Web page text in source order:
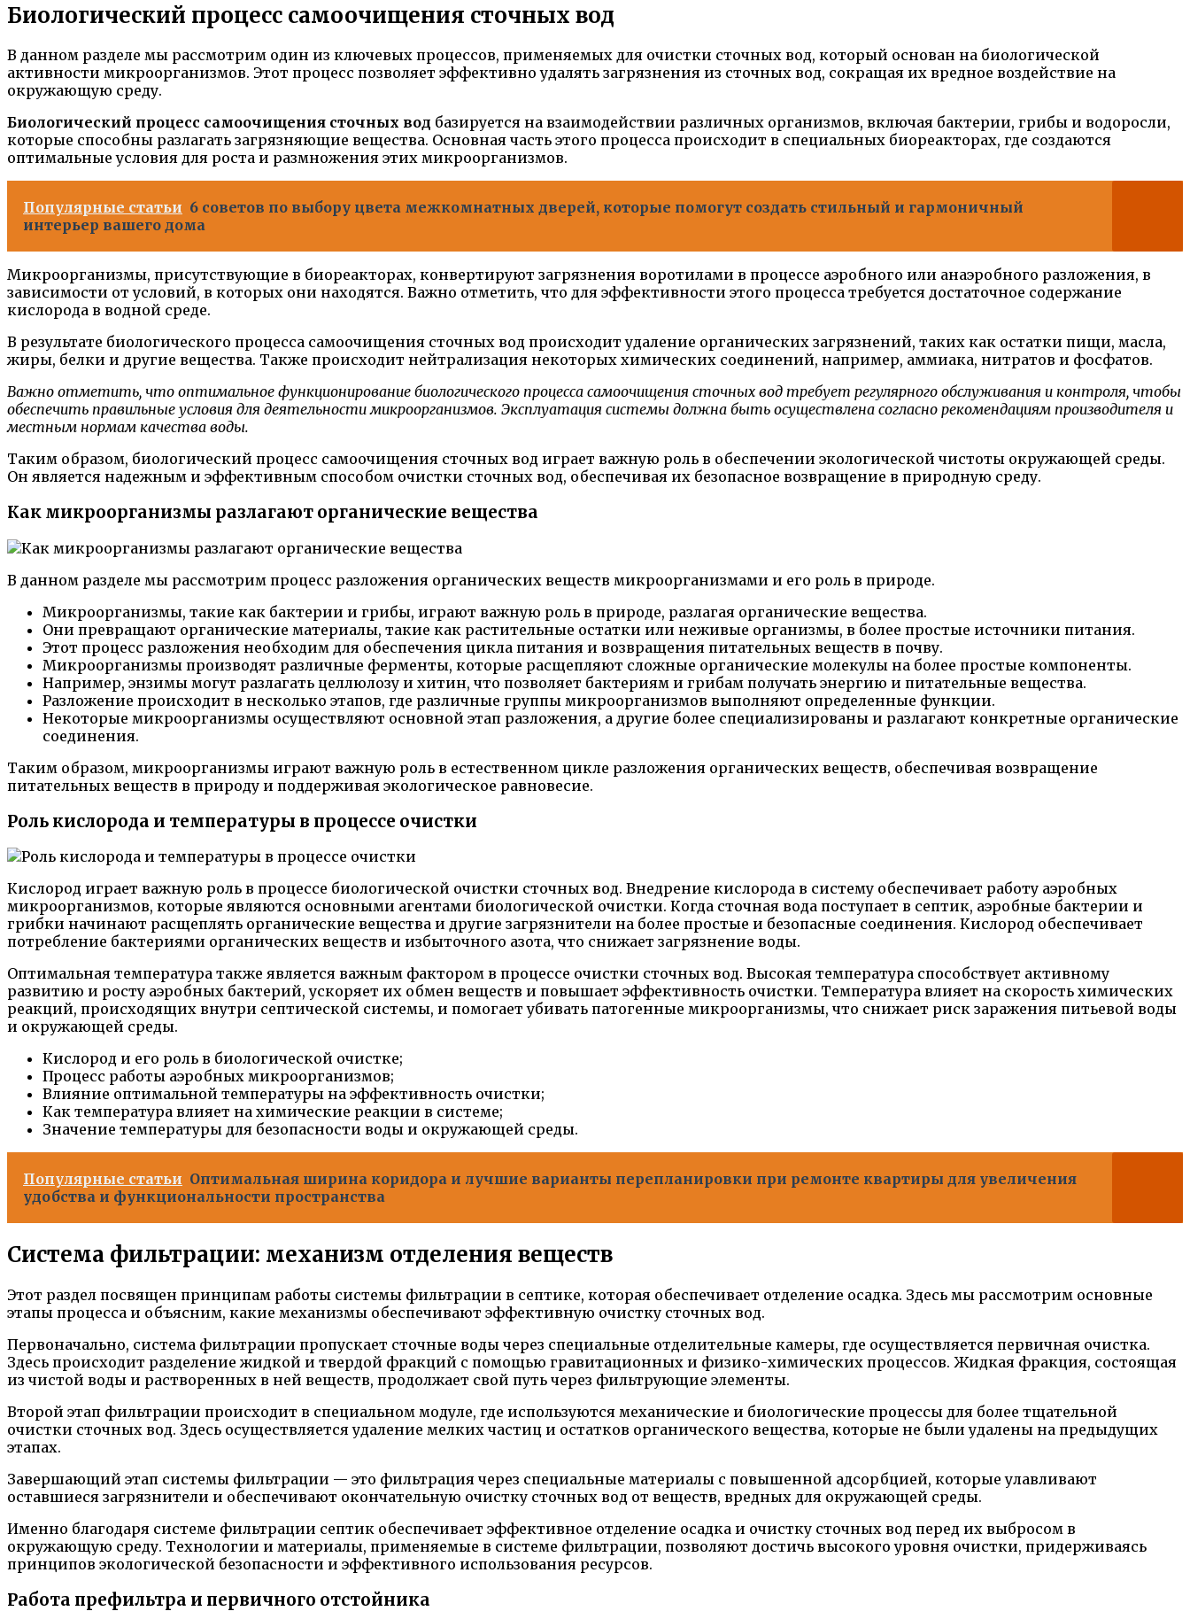
Биологический процесс самоочищения сточных вод
В данном разделе мы рассмотрим один из ключевых процессов, применяемых для очистки сточных вод, который основан на биологической
активности микроорганизмов. Этот процесс позволяет эффективно удалять загрязнения из сточных вод, сокращая их вредное воздействие на
окружающую среду.
Биологический процесс самоочищения сточных вод базируется на взаимодействии различных организмов, включая бактерии, грибы и водоросли,
которые способны разлагать загрязняющие вещества. Основная часть этого процесса происходит в специальных биореакторах, где создаются
оптимальные условия для роста и размножения этих микроорганизмов.
Популярные статьи 6 советов по выбору цвета межкомнатных дверей, которые помогут создать стильный и гармоничный
интерьер вашего дома
Микроорганизмы, присутствующие в биореакторах, конвертируют загрязнения воротилами в процессе аэробного или анаэробного разложения, в
зависимости от условий, в которых они находятся. Важно отметить, что для эффективности этого процесса требуется достаточное содержание
кислорода в водной среде.
В результате биологического процесса самоочищения сточных вод происходит удаление органических загрязнений, таких как остатки пищи, масла,
жиры, белки и другие вещества. Также происходит нейтрализация некоторых химических соединений, например, аммиака, нитратов и фосфатов.
Важно отметить, что оптимальное функционирование биологического процесса самоочищения сточных вод требует регулярного обслуживания и контроля, чтобы
обеспечить правильные условия для деятельности микроорганизмов. Эксплуатация системы должна быть осуществлена согласно рекомендациям производителя и
местным нормам качества воды.
Таким образом, биологический процесс самоочищения сточных вод играет важную роль в обеспечении экологической чистоты окружающей среды.
Он является надежным и эффективным способом очистки сточных вод, обеспечивая их безопасное возвращение в природную среду.
Как микроорганизмы разлагают органические вещества
В данном разделе мы рассмотрим процесс разложения органических веществ микроорганизмами и его роль в природе.
Микроорганизмы, такие как бактерии и грибы, играют важную роль в природе, разлагая органические вещества.
Они превращают органические материалы, такие как растительные остатки или неживые организмы, в более простые источники питания.
Этот процесс разложения необходим для обеспечения цикла питания и возвращения питательных веществ в почву.
Микроорганизмы производят различные ферменты, которые расщепляют сложные органические молекулы на более простые компоненты.
Например, энзимы могут разлагать целлюлозу и хитин, что позволяет бактериям и грибам получать энергию и питательные вещества.
Разложение происходит в несколько этапов, где различные группы микроорганизмов выполняют определенные функции.
Некоторые микроорганизмы осуществляют основной этап разложения, а другие более специализированы и разлагают конкретные органические
соединения.
Таким образом, микроорганизмы играют важную роль в естественном цикле разложения органических веществ, обеспечивая возвращение
питательных веществ в природу и поддерживая экологическое равновесие.
Роль кислорода и температуры в процессе очистки
Кислород играет важную роль в процессе биологической очистки сточных вод. Внедрение кислорода в систему обеспечивает работу аэробных
микроорганизмов, которые являются основными агентами биологической очистки. Когда сточная вода поступает в септик, аэробные бактерии и
грибки начинают расщеплять органические вещества и другие загрязнители на более простые и безопасные соединения. Кислород обеспечивает
потребление бактериями органических веществ и избыточного азота, что снижает загрязнение воды.
Оптимальная температура также является важным фактором в процессе очистки сточных вод. Высокая температура способствует активному
развитию и росту аэробных бактерий, ускоряет их обмен веществ и повышает эффективность очистки. Температура влияет на скорость химических
реакций, происходящих внутри септической системы, и помогает убивать патогенные микроорганизмы, что снижает риск заражения питьевой воды
и окружающей среды.
Кислород и его роль в биологической очистке;
Процесс работы аэробных микроорганизмов;
Влияние оптимальной температуры на эффективность очистки;
Как температура влияет на химические реакции в системе;
Значение температуры для безопасности воды и окружающей среды.
Популярные статьи Оптимальная ширина коридора и лучшие варианты перепланировки при ремонте квартиры для увеличения
удобства и функциональности пространства
Система фильтрации: механизм отделения веществ
Этот раздел посвящен принципам работы системы фильтрации в септике, которая обеспечивает отделение осадка. Здесь мы рассмотрим основные
этапы процесса и объясним, какие механизмы обеспечивают эффективную очистку сточных вод.
Первоначально, система фильтрации пропускает сточные воды через специальные отделительные камеры, где осуществляется первичная очистка.
Здесь происходит разделение жидкой и твердой фракций с помощью гравитационных и физико-химических процессов. Жидкая фракция, состоящая
из чистой воды и растворенных в ней веществ, продолжает свой путь через фильтрующие элементы.
Второй этап фильтрации происходит в специальном модуле, где используются механические и биологические процессы для более тщательной
очистки сточных вод. Здесь осуществляется удаление мелких частиц и остатков органического вещества, которые не были удалены на предыдущих
этапах.
Завершающий этап системы фильтрации — это фильтрация через специальные материалы с повышенной адсорбцией, которые улавливают
оставшиеся загрязнители и обеспечивают окончательную очистку сточных вод от веществ, вредных для окружающей среды.
Именно благодаря системе фильтрации септик обеспечивает эффективное отделение осадка и очистку сточных вод перед их выбросом в
окружающую среду. Технологии и материалы, применяемые в системе фильтрации, позволяют достичь высокого уровня очистки, придерживаясь
принципов экологической безопасности и эффективного использования ресурсов.
Работа префильтра и первичного отстойника